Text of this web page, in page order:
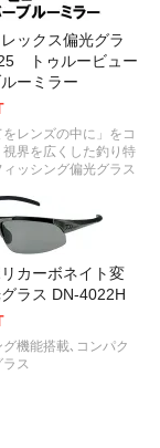
ックス偏光グラ
トゥルービュー
ーミラー
をレンズの中に」をコ
視界を広くした釣り特
ッシング偏光グラス
カーボネイト変
ラス DN-4022H
機能搭載､コンパク
ラス